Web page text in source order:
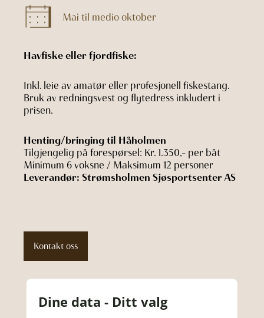
Dine data - Ditt valg
Mai til medio oktober
Havfiske eller fjordfiske:
Inkl. leie av amatør eller profesjonell fiskestang.
Bruk av redningsvest og flytedress inkludert i
prisen.
Henting/bringing til Håholmen
Tilgjengelig på forespørsel: Kr. 1.350,- per båt
Minimum 6 voksne / Maksimum 12 personer
Leverandør: Strømsholmen Sjøsportsenter AS
Kontakt oss